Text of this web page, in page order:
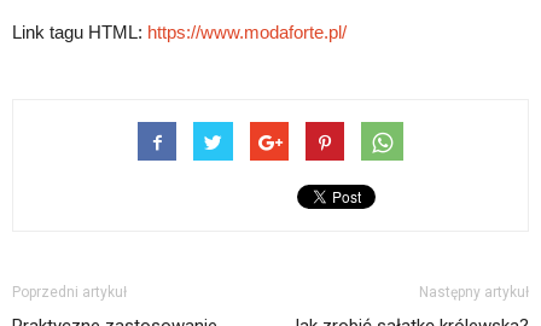
Link tagu HTML: https://www.modaforte.pl/
Poprzedni artykuł Następny artykuł